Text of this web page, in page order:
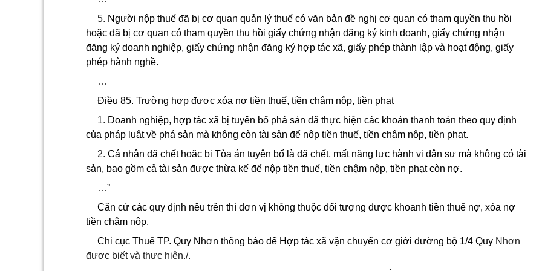
5. Người nộp thuế đã bị cơ quan quản lý thuế có văn bản đề nghị cơ quan có tham quyền thu hồi
hoặc đã bị cơ quan có tham quyền thu hồi giấy chứng nhận đăng ký kinh doanh, giấy chứng nhận
đăng ký doanh nghiệp, giấy chứng nhận đăng ký hợp tác xã, giấy phép thành lập và hoạt động, giấy
phép hành nghề.
…
Điều 85. Trường hợp được xóa nợ tiền thuế, tiền chậm nộp, tiền phạt
1. Doanh nghiệp, hợp tác xã bị tuyên bố phá sản đã thực hiện các khoản thanh toán theo quy định
của pháp luật về phá sản mà không còn tài sản để nộp tiền thuế, tiền chậm nộp, tiền phạt.
2. Cá nhân đã chết hoặc bị Tòa án tuyên bố là đã chết, mất năng lực hành vi dân sự mà không có tài
sản, bao gồm cả tài sản được thừa kế để nộp tiền thuế, tiền chậm nộp, tiền phạt còn nợ.
…”
Căn cứ các quy định nêu trên thì đơn vị không thuộc đối tượng được khoanh tiền thuế nợ, xóa nợ
tiền chậm nộp.
Chi cục Thuế TP. Quy Nhơn thông báo để Hợp tác xã vận chuyển cơ giới đường bộ 1/4 QuyNhơn
được biết và thực hiện./.